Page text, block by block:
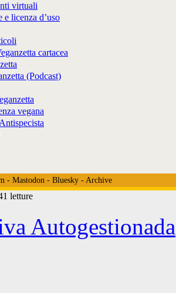
virtuali
e licenza d’uso
cartacea
(Podcast)
vegana
- Mastodon- Bluesky- Archive
letture
Autogestionada